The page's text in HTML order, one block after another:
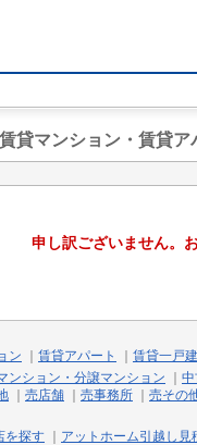
貸マンション・賃貸ア
申し訳ございません。
ン 賃貸アパート 賃貸一戸
ンション・分譲マンション 中
売店舗 売事務所
売その
を探す アットホーム引越し見